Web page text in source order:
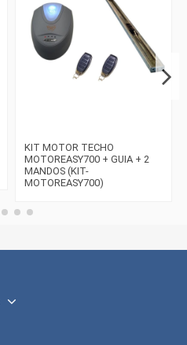
KIT MOTOR TECHO
MOTOREASY700 + GUIA + 2
MANDOS (KIT-
MOTOREASY700)